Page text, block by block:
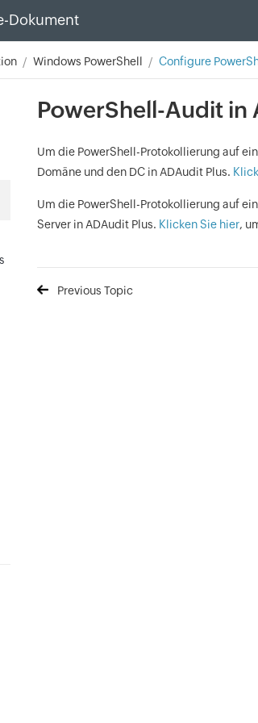
Dokument
Windows PowerShell Configure
PowerShell-Audit in
Um die PowerShell-Protokollierung auf
Domäne und den DC in ADAudit Plus.
Um die PowerShell-Protokollierung auf
Server in ADAudit Plus. Klicken Sie hier,
Previous Topic